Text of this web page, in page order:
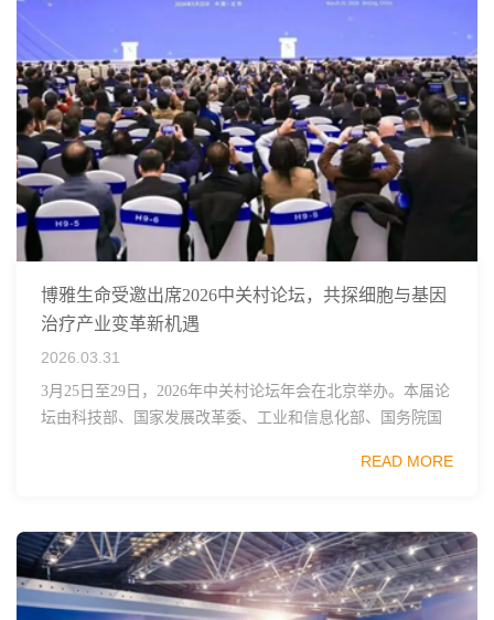
博雅生命受邀出席2026中关村论坛，共探细胞与基因
治疗产业变革新机遇
2026.03.31
3月25日至29日，2026年中关村论坛年会在北京举办。本届论
坛由科技部、国家发展改革委、工业和信息化部、国务院国
READ MORE